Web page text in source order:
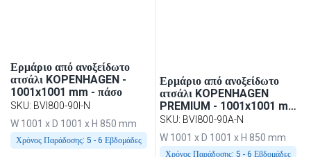
Ερμάριο από ανοξείδωτο
ατσάλι KOPENHAGEN -
1001x1001 mm - πάσο
SKU: BVI800-90I-N
W 1001 x D 1001 x H 850 mm
Χρόνος Παράδοσης: 5 - 6 Εβδομάδες
Ερμάριο από ανοξείδωτο
ατσάλι KOPENHAGEN
PREMIUM - 1001x1001 mm
- με συρόμενες πόρτες
SKU: BVI800-90A-N
W 1001 x D 1001 x H 850 mm
Χρόνος Παράδοσης: 5 - 6 Εβδομάδες